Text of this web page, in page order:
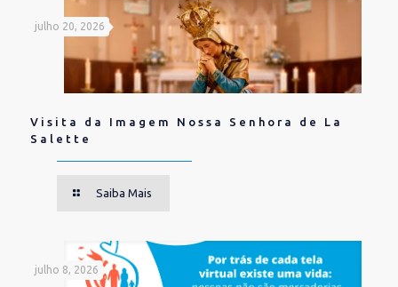
julho 20, 2026
Visita da Imagem Nossa Senhora de La
Salette
Saiba Mais
julho 8, 2026